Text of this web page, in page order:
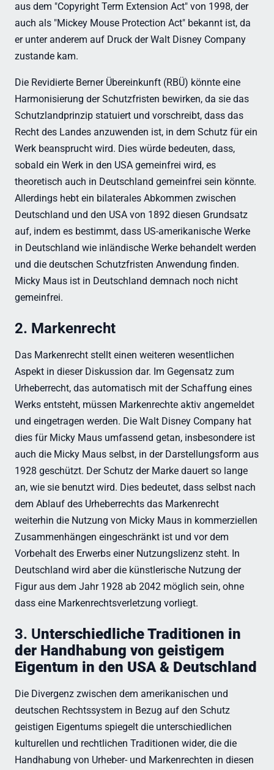
aus dem "Copyright Term Extension Act" von 1998, der
auch als "Mickey Mouse Protection Act" bekannt ist, da
er unter anderem auf Druck der Walt Disney Company
zustande kam.
Die Revidierte Berner Übereinkunft (RBÜ) könnte eine
Harmonisierung der Schutzfristen bewirken, da sie das
Schutzlandprinzip statuiert und vorschreibt, dass das
Recht des Landes anzuwenden ist, in dem Schutz für ein
Werk beansprucht wird. Dies würde bedeuten, dass,
sobald ein Werk in den USA gemeinfrei wird, es
theoretisch auch in Deutschland gemeinfrei sein könnte.
Allerdings hebt ein bilaterales Abkommen zwischen
Deutschland und den USA von 1892 diesen Grundsatz
auf, indem es bestimmt, dass US-amerikanische Werke
in Deutschland wie inländische Werke behandelt werden
und die deutschen Schutzfristen Anwendung finden.
Micky Maus ist in Deutschland demnach noch nicht
gemeinfrei.
2. Markenrecht
Das Markenrecht stellt einen weiteren wesentlichen
Aspekt in dieser Diskussion dar. Im Gegensatz zum
Urheberrecht, das automatisch mit der Schaffung eines
Werks entsteht, müssen Markenrechte aktiv angemeldet
und eingetragen werden. Die Walt Disney Company hat
dies für Micky Maus umfassend getan, insbesondere ist
auch die Micky Maus selbst, in der Darstellungsform aus
1928 geschützt. Der Schutz der Marke dauert so lange
an, wie sie benutzt wird. Dies bedeutet, dass selbst nach
dem Ablauf des Urheberrechts das Markenrecht
weiterhin die Nutzung von Micky Maus in kommerziellen
Zusammenhängen eingeschränkt ist und vor dem
Vorbehalt des Erwerbs einer Nutzungslizenz steht. In
Deutschland wird aber die künstlerische Nutzung der
Figur aus dem Jahr 1928 ab 2042 möglich sein, ohne
dass eine Markenrechtsverletzung vorliegt.
3. Unterschiedliche Traditionen in
der Handhabung von geistigem
Eigentum in den USA & Deutschland
Die Divergenz zwischen dem amerikanischen und
deutschen Rechtssystem in Bezug auf den Schutz
geistigen Eigentums spiegelt die unterschiedlichen
kulturellen und rechtlichen Traditionen wider, die die
Handhabung von Urheber- und Markenrechten in diesen